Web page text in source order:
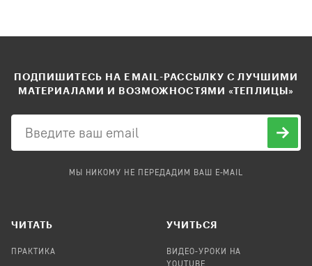
ПОДПИШИТЕСЬ НА EMAIL-РАССЫЛКУ С ЛУЧШИМИ
МАТЕРИАЛАМИ И ВОЗМОЖНОСТЯМИ «ТЕПЛИЦЫ»
МЫ НИКОМУ НЕ ПЕРЕДАДИМ ВАШ E-MAIL
ЧИТАТЬ
ПРАКТИКА
УЧИТЬСЯ
ВИДЕО-УРОКИ НА